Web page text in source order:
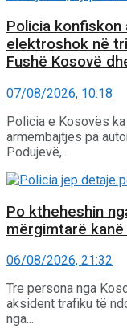
Policia konfiskon
elektroshok në
Fushë Kosovë
07/08/2026, 10:18
Policia e Kosovës
armëmbajtjes pa
Podujevë,...
Po ktheheshin
mërgimtarë
06/08/2026, 21:32
Tre persona nga
aksident trafiku të
nga...